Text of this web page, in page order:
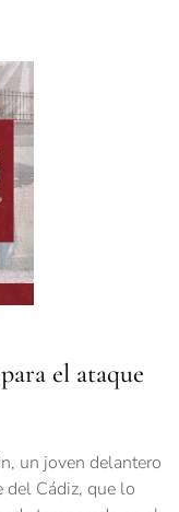
el ataque
un joven delantero
Cádiz, que lo